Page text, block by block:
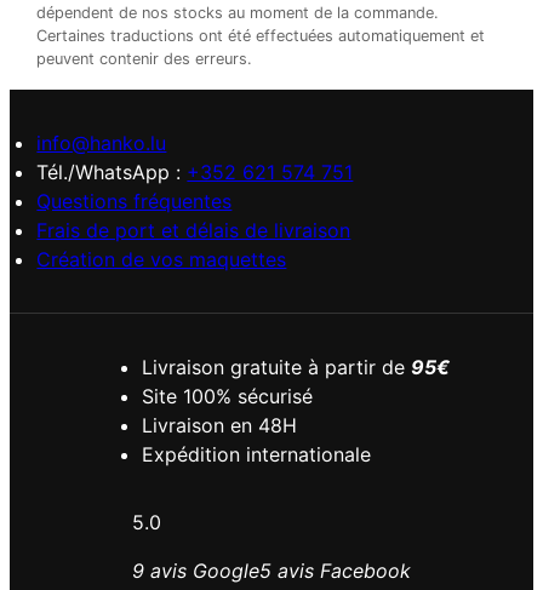
dépendent de nos stocks au moment de la commande.
Certaines traductions ont été effectuées automatiquement et
peuvent contenir des erreurs.
info@hanko.lu
Tél./WhatsApp : +352 621 574 751
Questions fréquentes
Frais de port et délais de livraison
Création de vos maquettes
Livraison gratuite à partir de 95€
Site 100% sécurisé
Livraison en 48H
Expédition internationale
5.0
9 avis Google5 avis Facebook